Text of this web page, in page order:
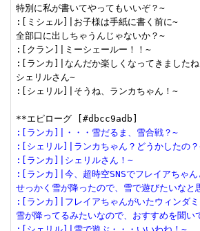
特別に私が書いてやってもいいぞ？~
:[ミシェル]|お子様は手紙に書く前に~
全部口に出しちゃうんじゃないか？~
:[クラン]|ミーシェールー！！~
:[ランカ]|なんだか楽しくなってきました
シェリルさん~
:[シェリル]|そうね、ランカちゃん！~
:[ランカ]|・・・雪だるま、雪合戦？~
:[シェリル]|ランカちゃん？どうかしたの
:[ランカ]|シェリルさん！~
:[ランカ]|今、超時空SNSでフレイアちゃん
せっかく雪が降ったので、雪で遊びたいなと
:[ランカ]|フレイアちゃんがいたウィンダミ
雪が降ってるみたいなので、おすすめを聞い
:[シェリル]|雪で遊ぶ・・・いいわね！~